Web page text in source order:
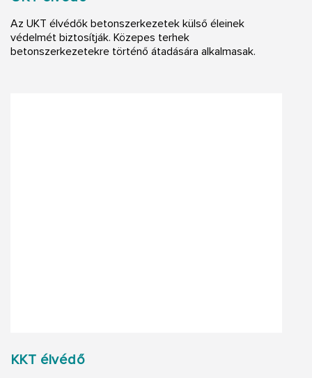
Az UKT élvédők betonszerkezetek külső éleinek
védelmét biztosítják. Közepes terhek
betonszerkezetekre történő átadására alkalmasak.
KKT élvédő